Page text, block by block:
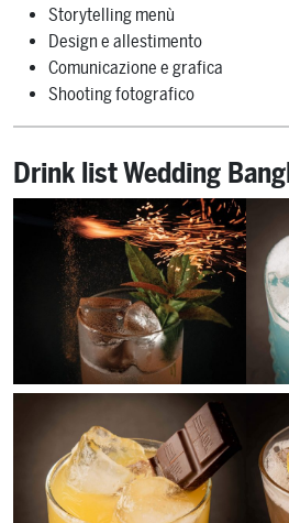
Storytelling menù
Design e allestimento
Comunicazione e grafica
Shooting fotografico
Drink list Wedding